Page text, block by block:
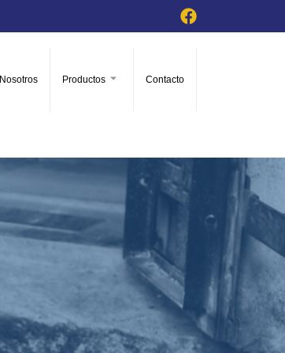
Nosotros Productos Contacto